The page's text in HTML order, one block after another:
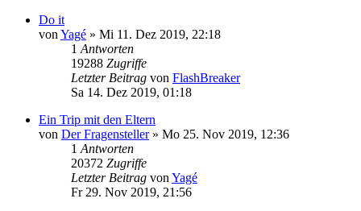
Do it
von Yagé » Mi 11. Dez 2019, 22:18
1 Antworten
19288 Zugriffe
Letzter Beitrag von FlashBreaker
Sa 14. Dez 2019, 01:18
Ein Trip mit den Eltern
von Der Fragensteller» Mo 25. Nov 2019, 12:36
1 Antworten
20372 Zugriffe
Letzter Beitrag von Yagé
Fr 29. Nov 2019, 21:56